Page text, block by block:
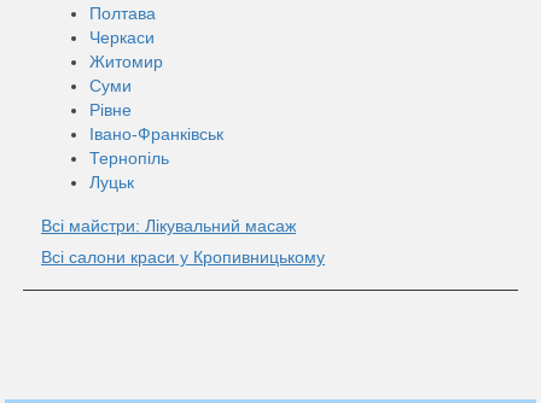
Полтава
Черкаси
Житомир
Суми
Рівне
Івано-Франківськ
Тернопіль
Луцьк
Всі майстри: Лікувальний масаж
Всі салони краси у Кропивницькому